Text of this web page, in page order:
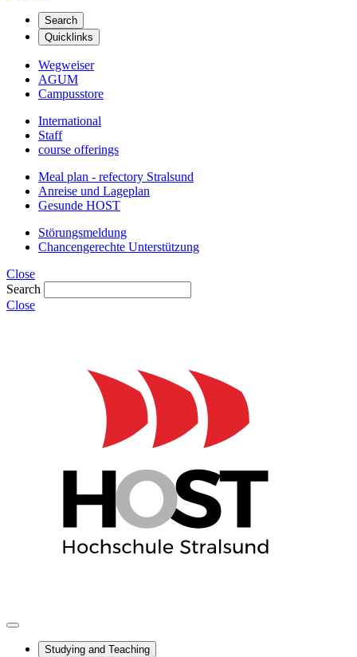
Search
Quicklinks
Wegweiser
AGUM
Campusstore
International
Staff
course offerings
Meal plan - refectory Stralsund
Anreise und Lageplan
Gesunde HOST
Störungsmeldung
Chancengerechte Unterstützung
Close
Search
Close
Studying and Teaching